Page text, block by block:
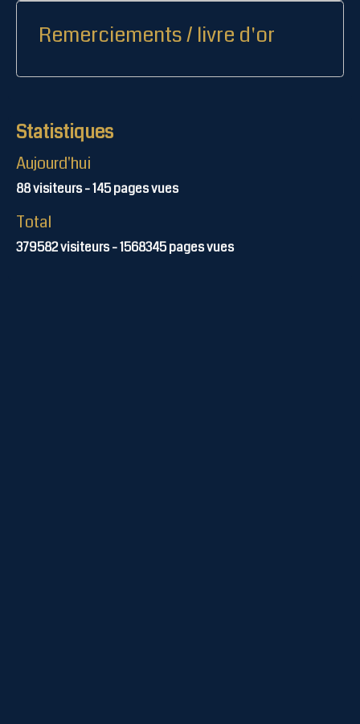
Remerciements / livre d'or
Statistiques
Aujourd'hui
88visiteurs -145pages vues
Total
379582visiteurs -1568345pages vues